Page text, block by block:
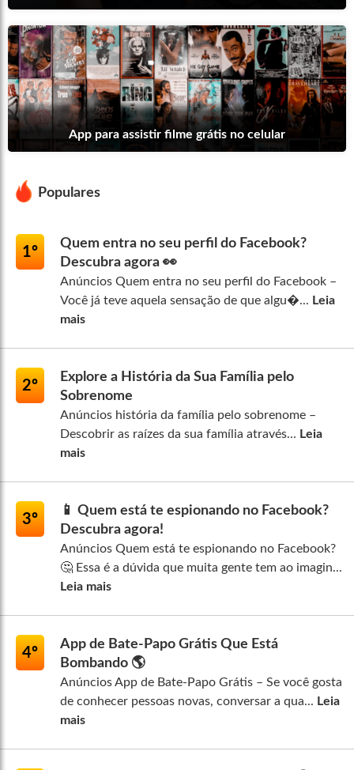
App para assistir filme grátis no celular
Populares
1º
Quem entra no seu perfil do Facebook?
Descubra agora 👀
Anúncios Quem entra no seu perfil do Facebook –
Você já teve aquela sensação de que algu�... Leia
mais
2º
Explore a História da Sua Família pelo
Sobrenome
Anúncios história da família pelo sobrenome –
Descobrir as raízes da sua família através... Leia
mais
3º
📱 Quem está te espionando no Facebook?
Descubra agora!
Anúncios Quem está te espionando no Facebook?
🤔 Essa é a dúvida que muita gente tem ao imagin...
Leia mais
4º
App de Bate-Papo Grátis Que Está
Bombando 🌎
Anúncios App de Bate-Papo Grátis – Se você gosta
de conhecer pessoas novas, conversar a qua... Leia
mais